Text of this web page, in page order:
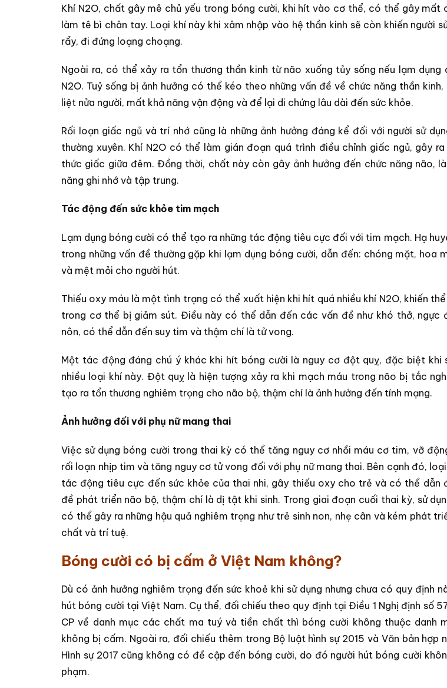
Khí N2O, chất gây mê chủ yếu trong bóng cười, khi hít vào cơ thể, có thể gây mất
làm tê bì chân tay. Loại khí này khi xâm nhập vào hệ thần kinh sẽ còn khiến người
rẩy, đi đứng loạng choạng.
Ngoài ra, có thể xảy ra tổn thương thần kinh từ não xuống tủy sống nếu lạm dụng
N2O. Tuỷ sống bị ảnh hưởng có thể kéo theo những vấn đề về chức năng thần
liệt nửa người, mất khả năng vận động và để lại di chứng lâu dài đến sức khỏe.
Rối loạn giấc ngủ và trí nhớ cũng là những ảnh hưởng đáng kể đối với người sử
thường xuyên. Khí N2O có thể làm gián đoạn quá trình điều chỉnh giấc ngủ, gây
thức giấc giữa đêm. Đồng thời, chất này còn gây ảnh hưởng đến chức năng não,
năng ghi nhớ và tập trung.
Tác động đến sức khỏe tim mạch
Lạm dụng bóng cười có thể tạo ra những tác động tiêu cực đối với tim mạch. Hạ
trong những vấn đề thường gặp khi lạm dụng bóng cười, dẫn đến: chóng mặt, hoa
và mệt mỏi cho người hút.
Thiếu oxy máu là một tình trạng có thể xuất hiện khi hít quá nhiều khí N2O, khiến
trong cơ thể bị giảm sút. Điều này có thể dẫn đến các vấn đề như khó thở, ngực
nôn, có thể dẫn đến suy tim và thậm chí là tử vong.
Một tác động đáng chú ý khác khi hít bóng cười là nguy cơ đột quỵ, đặc biệt khi
nhiều loại khí này. Đột quỵ là hiện tượng xảy ra khi mạch máu trong não bị tắc
tạo ra tổn thương nghiêm trọng cho não bộ, thậm chí là ảnh hưởng đến tính mạng.
Ảnh hưởng đối với phụ nữ mang thai
Việc sử dụng bóng cười trong thai kỳ có thể tăng nguy cơ nhồi máu cơ tim, vỡ
rối loạn nhịp tim và tăng nguy cơ tử vong đối với phụ nữ mang thai. Bên cạnh đó,
tác động tiêu cực đến sức khỏe của thai nhi, gây thiếu oxy cho trẻ và có thể dẫn
đề phát triển não bộ, thậm chí là dị tật khi sinh. Trong giai đoạn cuối thai kỳ, sử
có thể gây ra những hậu quả nghiêm trọng như trẻ sinh non, nhẹ cân và kém phát
chất và trí tuệ.
Bóng cười có bị cấm ở Việt Nam không?
Dù có ảnh hưởng nghiêm trọng đến sức khoẻ khi sử dụng nhưng chưa có quy định
hút bóng cười tại Việt Nam. Cụ thể, đối chiếu theo quy định tại Điều 1 Nghị định số
CP về danh mục các chất ma tuý và tiền chất thì bóng cười không thuộc danh
không bị cấm. Ngoài ra, đối chiếu thêm trong Bộ luật hình sự 2015 và Văn bản hợp
Hình sự 2017 cũng không có đề cập đến bóng cười, do đó người hút bóng cười
phạm.